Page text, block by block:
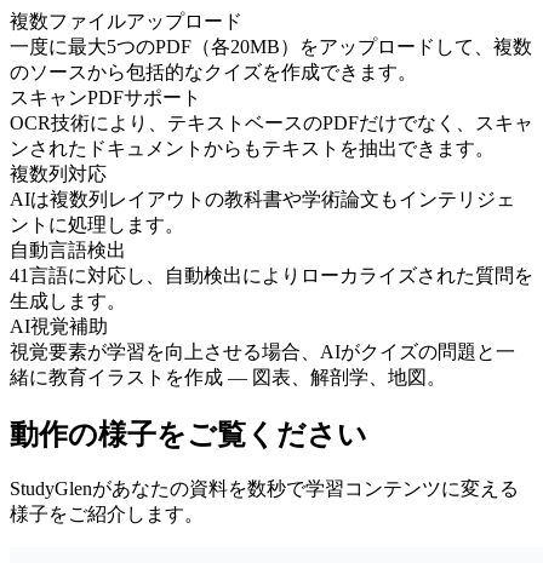
複数ファイルアップロード
一度に最大5つのPDF（各20MB）をアップロードして、複数
のソースから包括的なクイズを作成できます。
スキャンPDFサポート
OCR技術により、テキストベースのPDFだけでなく、スキャ
ンされたドキュメントからもテキストを抽出できます。
複数列対応
AIは複数列レイアウトの教科書や学術論文もインテリジェ
ントに処理します。
自動言語検出
41言語に対応し、自動検出によりローカライズされた質問を
生成します。
AI視覚補助
視覚要素が学習を向上させる場合、AIがクイズの問題と一
緒に教育イラストを作成 — 図表、解剖学、地図。
動作の様子をご覧ください
StudyGlenがあなたの資料を数秒で学習コンテンツに変える
様子をご紹介します。